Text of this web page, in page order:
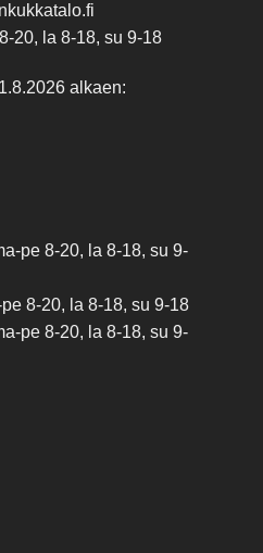
20, la 8-18, su 9-18
alkaen:
pe 8-20, la 8-18, su 9-
8-20, la 8-18, su 9-18
pe 8-20, la 8-18, su 9-